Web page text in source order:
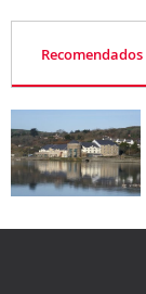
Recomendados